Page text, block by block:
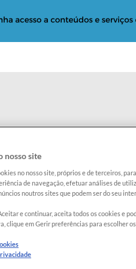
nosso site
no nosso site, próprios e de terceiros,
de navegação, efetuar análises de
noutros sites que podem ser do seu
e continuar, aceita todos os cookies e
clique em Gerir preferências para escolher